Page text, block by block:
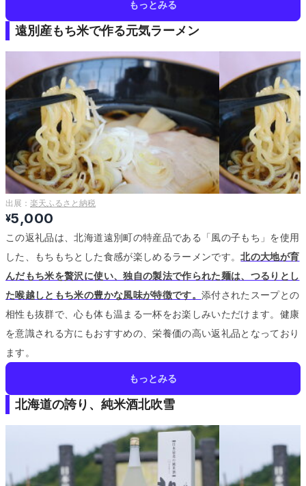
もっとみる
遠別産もち米で作る元気ラーメン
出展： 楽天ふるさと納税
¥5,000
この返礼品は、北海道遠別町の特産品である「風の子もち」を使用
した、もちもちとした食感が楽しめるラーメンです。北の大地が育
んだもち米を贅沢に使い、独自の製法で作られた麺は、つるりとし
た喉越しともち米の豊かな風味が特徴です。 添付されたスープとの
相性も抜群で、心も体も温まる一杯をお楽しみいただけます。 健康
を意識される方にもおすすめの、栄養価の高い返礼品となっており
ます。
もっとみる
北海道の誇り、純米酒北吹雪